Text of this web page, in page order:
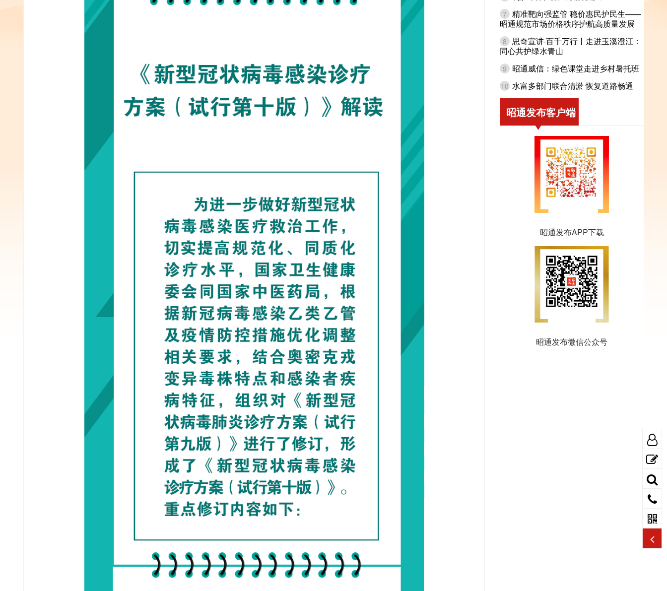
7 精准靶向强监管 稳价惠民护民生——
昭通规范市场价格秩序护航高质量发展
8 思奇宣讲·百千万行丨走进玉溪澄江：
同心共护绿水青山
9 昭通威信：绿色课堂走进乡村暑托班
10 水富多部门联合清淤 恢复道路畅通
昭通发布客户端
昭通发布APP下载
昭通发布微信公众号